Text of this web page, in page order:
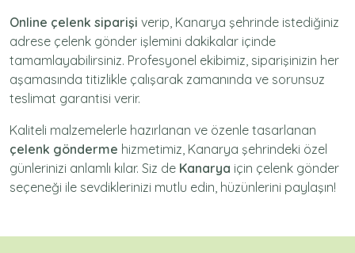
Online çelenk siparişi verip, Kanarya şehrinde istediğiniz
adrese çelenk gönder işlemini dakikalar içinde
tamamlayabilirsiniz. Profesyonel ekibimiz, siparişinizin her
aşamasında titizlikle çalışarak zamanında ve sorunsuz
teslimat garantisi verir.
Kaliteli malzemelerle hazırlanan ve özenle tasarlanan
çelenk gönderme hizmetimiz, Kanarya şehrindeki özel
günlerinizi anlamlı kılar. Siz de Kanarya için çelenk gönder
seçeneği ile sevdiklerinizi mutlu edin, hüzünlerini paylaşın!